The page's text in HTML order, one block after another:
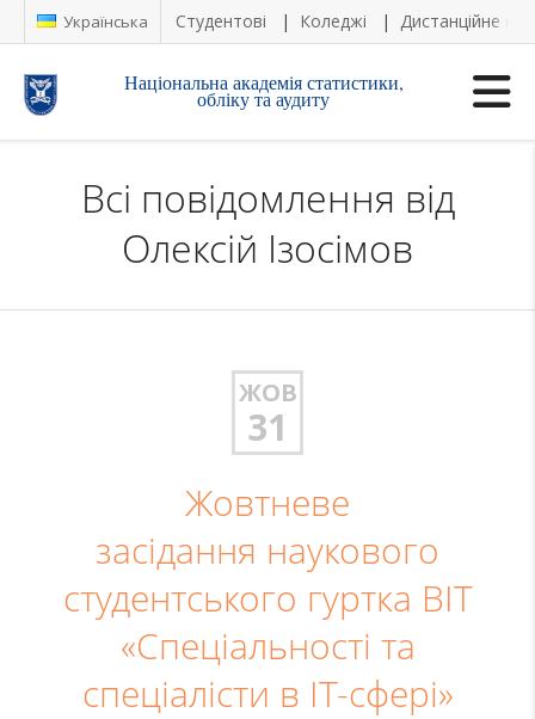
Українська Студентові Коледжі Дистанційне
Національна академія статистики,
обліку та аудиту
Всі повідомлення від
Олексій Ізосімов
ЖОВ
31
Жовтневе
засідання наукового
студентського гуртка BIT
«Спеціальності та
спеціалісти в ІТ-сфері»